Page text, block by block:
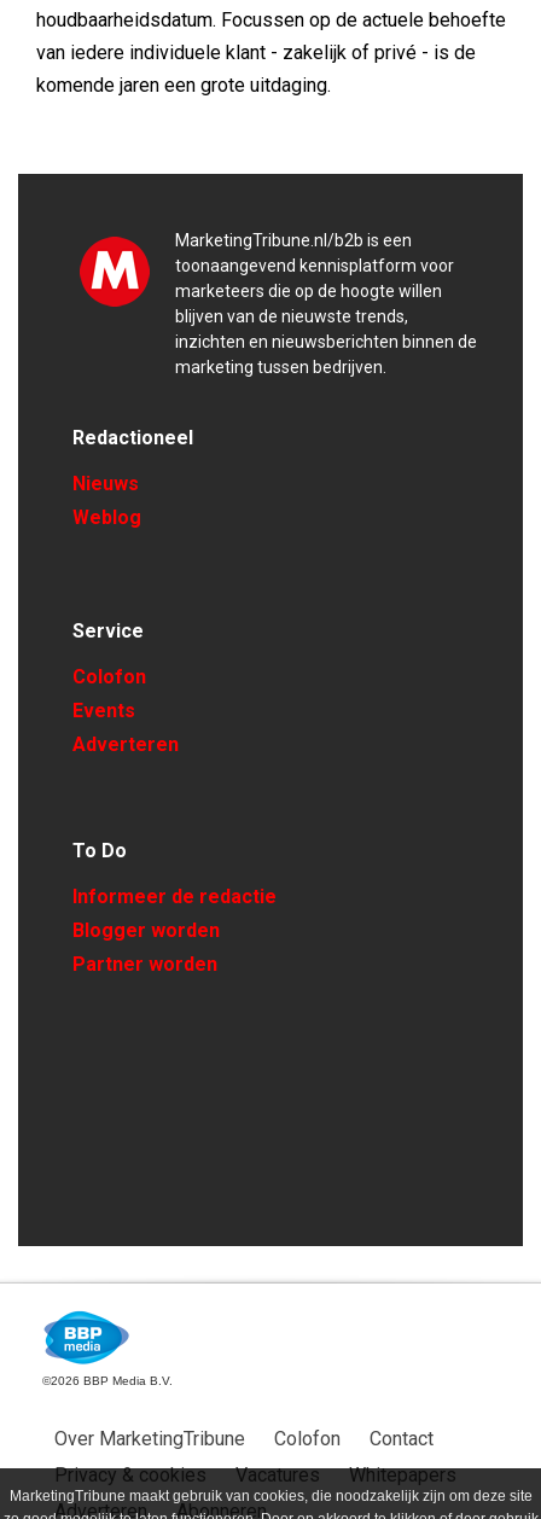
MarketingTribune maakt gebruik van cookies, die noodzakelijk zijn om deze site
houdbaarheidsdatum. Focussen op de actuele behoefte
van iedere individuele klant - zakelijk of privé - is de
komende jaren een grote uitdaging.
MarketingTribune.nl/b2b is een
toonaangevend kennisplatform voor
marketeers die op de hoogte willen
blijven van de nieuwste trends,
inzichten en nieuwsberichten binnen de
marketing tussen bedrijven.
Redactioneel
Nieuws
Weblog
Service
Colofon
Events
Adverteren
To Do
Informeer de redactie
Blogger worden
Partner worden
©2026 BBP Media B.V.
Over MarketingTribune Colofon
Contact
Privacy & cookies
Vacatures
Whitepapers
Adverteren
Abonneren